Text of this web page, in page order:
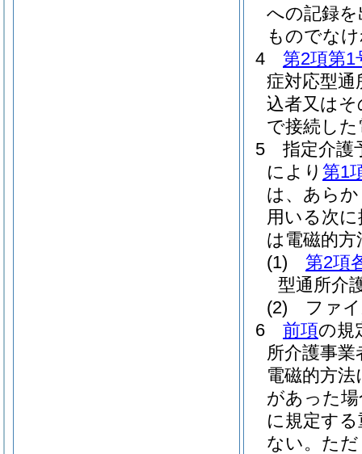
への記録
ものでな
4
第2項第1
症対応型通
込者又は
で接続し
5
指定介護
により 第1
は、あら
用いる次
は電磁的
(1)
第2項
型通所介
(2)
ファ
6
前項の規
所介護事
電磁的方
があった
に規定す
ない。 た